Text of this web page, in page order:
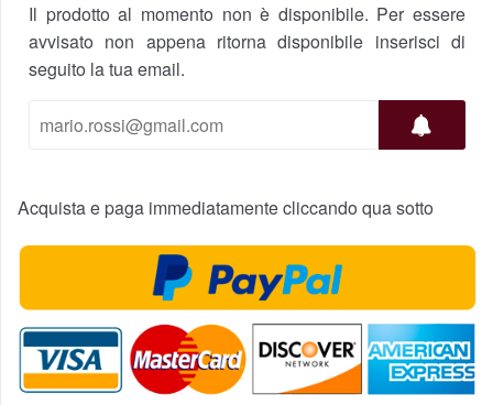
Il prodotto al momento non è disponibile. Per essere
avvisato non appena ritorna disponibile inserisci di
seguito la tua email.
Acquista e paga immediatamente cliccando qua sotto